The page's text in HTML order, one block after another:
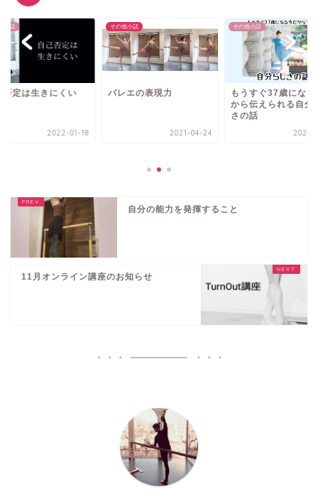
小話
否定は生きにくい
2022-01-18
その他小話
バレエの表現力
2021-04-24
その他小話
もうすぐ37歳になる
から伝えられる自分
さの話
2023-
自分の能力を発揮すること
11月オンライン講座のお知らせ